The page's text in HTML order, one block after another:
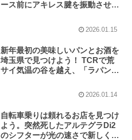
ース前にアキレス腱を振動させる
2026.01.15
新年最初の美味しいパンとお酒を
埼玉県で見つけよう！ TCRで荒
サイ気温の谷を越え、「ラパン
2026.01.14
自転車乗りは頼れるお店を見つけ
よう。突然死したアルテグラDi2
のシフターが光の速さで新しくな